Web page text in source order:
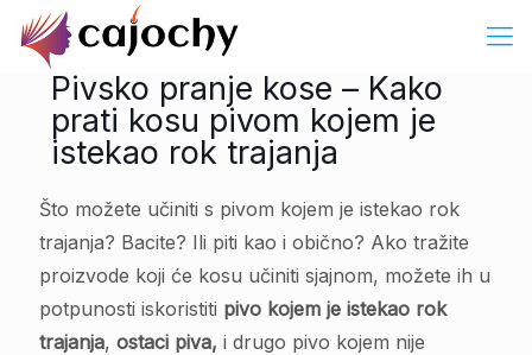
Pivsko pranje kose – Kako
prati kosu pivom kojem je
istekao rok trajanja
Što možete učiniti s pivom kojem je istekao rok
trajanja? Bacite? Ili piti kao i obično? Ako tražite
proizvode koji će kosu učiniti sjajnom, možete ih u
potpunosti iskoristiti pivo kojem je istekao rok
trajanja, ostaci piva, i drugo pivo kojem nije